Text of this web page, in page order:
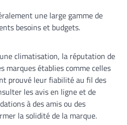
une large gamme de
besoins et budgets.
climatisation, la réputation de
marques établies comme celles
prouvé leur fiabilité au fil des
les avis en ligne et de
à des amis ou des
la solidité de la marque.